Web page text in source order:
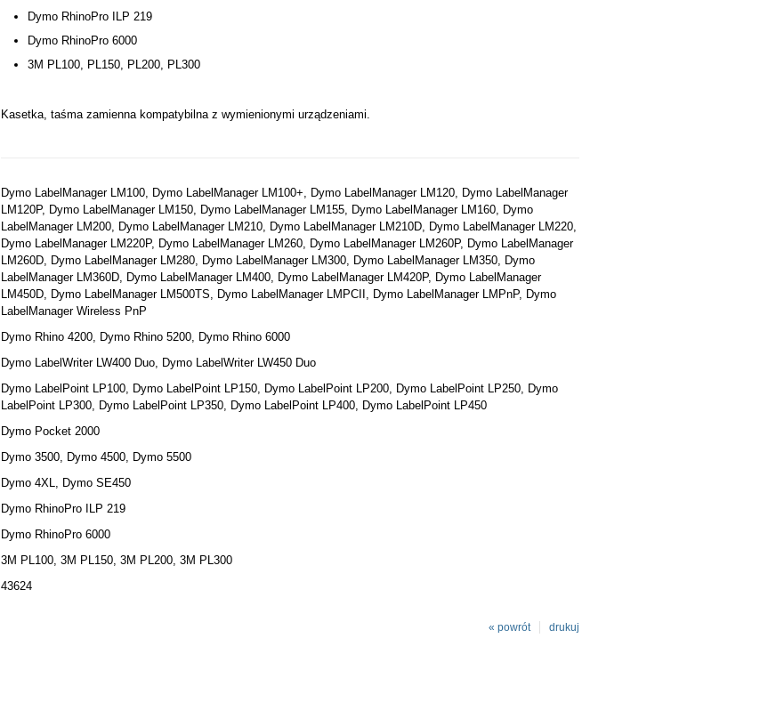
Dymo RhinoPro ILP 219
Dymo RhinoPro 6000
3M PL100, PL150, PL200, PL300
Kasetka, taśma zamienna kompatybilna z wymienionymi urządzeniami.
Dymo LabelManager LM100, Dymo LabelManager LM100+, Dymo LabelManager LM120, Dymo LabelManager
LM120P, Dymo LabelManager LM150, Dymo LabelManager LM155, Dymo LabelManager LM160, Dymo
LabelManager LM200, Dymo LabelManager LM210, Dymo LabelManager LM210D, Dymo LabelManager LM220,
Dymo LabelManager LM220P, Dymo LabelManager LM260, Dymo LabelManager LM260P, Dymo LabelManager
LM260D, Dymo LabelManager LM280, Dymo LabelManager LM300, Dymo LabelManager LM350, Dymo
LabelManager LM360D, Dymo LabelManager LM400, Dymo LabelManager LM420P, Dymo LabelManager
LM450D, Dymo LabelManager LM500TS, Dymo LabelManager LMPCII, Dymo LabelManager LMPnP, Dymo
LabelManager Wireless PnP
Dymo Rhino 4200, Dymo Rhino 5200, Dymo Rhino 6000
Dymo LabelWriter LW400 Duo, Dymo LabelWriter LW450 Duo
Dymo LabelPoint LP100, Dymo LabelPoint LP150, Dymo LabelPoint LP200, Dymo LabelPoint LP250, Dymo
LabelPoint LP300, Dymo LabelPoint LP350, Dymo LabelPoint LP400, Dymo LabelPoint LP450
Dymo Pocket 2000
Dymo 3500, Dymo 4500, Dymo 5500
Dymo 4XL, Dymo SE450
Dymo RhinoPro ILP 219
Dymo RhinoPro 6000
3M PL100, 3M PL150, 3M PL200, 3M PL300
43624
drukuj
« powrót